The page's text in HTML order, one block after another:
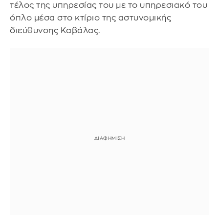
τέλος της υπηρεσίας του με το υπηρεσιακό του
όπλο μέσα στο κτίριο της αστυνομικής
διεύθυνσης Καβάλας.